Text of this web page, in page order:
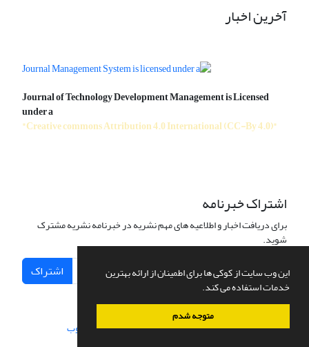
این وب سایت از کوکی ها برای اطمینان از ارائه بهترین
خدمات استفاده می کند.
متوجه شدم
آخرین اخبار
Journal of Technology Development Management is Licensed
under a
"Creative commons Attribution 4.0 International (CC-By 4.0)"
اشتراک خبرنامه
برای دریافت اخبار و اطلاعیه های مهم نشریه در خبرنامه نشریه مشترک
شوید.
اشتراک
سامانه مدیریت نشریات علمی.طراحی و پیاده سازی از سیناوب